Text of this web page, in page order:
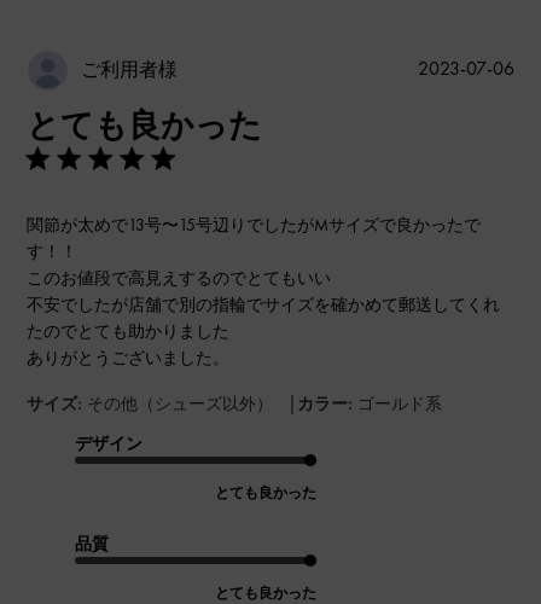
ご利用者様
とても良かった
関節が太めで13号〜15号辺りでしたがMサイズで良かったで
す！！
このお値段で高見えするのでとてもいい
不安でしたが店舗で別の指輪でサイズを確かめて郵送してくれ
たのでとても助かりました
ありがとうございました。
サイズ: その他（シューズ以外） | カラー: ゴールド系
デザイン
とても良かった
品質
とても良かった
公
2023-07-06